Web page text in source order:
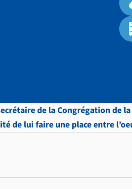
de la Congrégation de
de lui faire une place entre